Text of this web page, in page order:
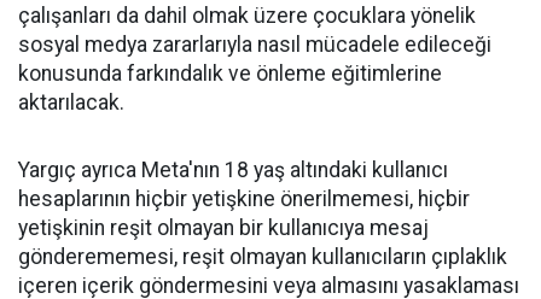
çalışanları da dahil olmak üzere çocuklara yönelik
sosyal medya zararlarıyla nasıl mücadele edileceği
konusunda farkındalık ve önleme eğitimlerine
aktarılacak.
Yargıç ayrıca Meta'nın 18 yaş altındaki kullanıcı
hesaplarının hiçbir yetişkine önerilmemesi, hiçbir
yetişkinin reşit olmayan bir kullanıcıya mesaj
gönderememesi, reşit olmayan kullanıcıların çıplaklık
içeren içerik göndermesini veya almasını yasaklaması